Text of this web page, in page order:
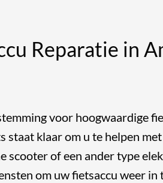
Reparatie in
voor hoogwaardige
staat klaar om u te helpen
scooter of een ander type
om uw fietsaccu weer